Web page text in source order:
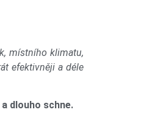
místního klimatu,
efektivněji a déle
dlouho schne.